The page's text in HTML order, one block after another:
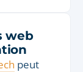
web
peut